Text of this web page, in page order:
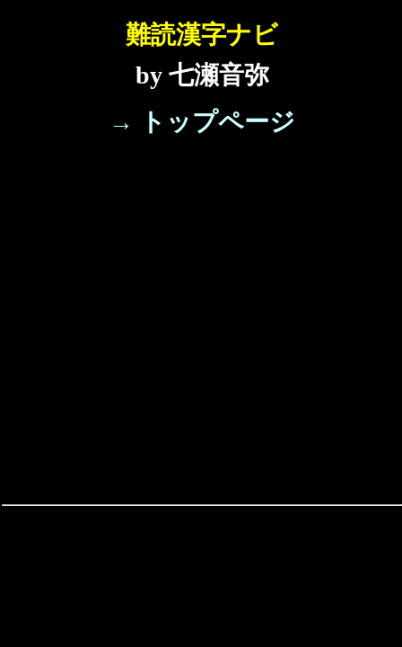
難読漢字ナビ
by 七瀬音弥
→ トップページ